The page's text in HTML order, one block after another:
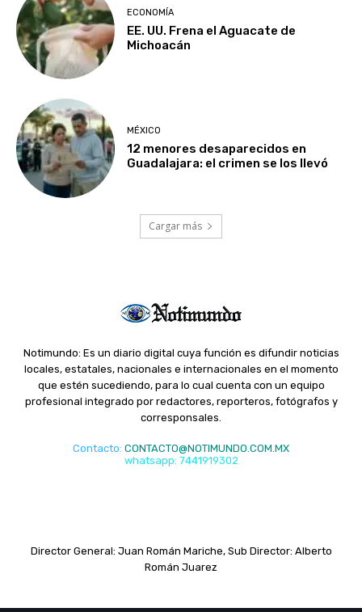
ECONOMÍA
EE. UU. Frena el Aguacate de
Michoacán
MÉXICO
12 menores desaparecidos en
Guadalajara: el crimen se los llevó
Cargar más
Notimundo: Es un diario digital cuya función es difundir noticias
locales, estatales, nacionales e internacionales en el momento
que estén sucediendo, para lo cual cuenta con un equipo
profesional integrado por redactores, reporteros, fotógrafos y
corresponsales.
Contacto: CONTACTO@NOTIMUNDO.COM.MX
whatsapp: 7441919302
Director General: Juan Román Mariche, Sub Director: Alberto
Román Juarez